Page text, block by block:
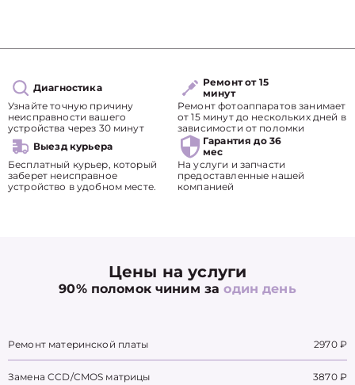
Диагностика
Узнайте точную причину
неисправности вашего
устройства через 30 минут
Ремонт от 15
минут
Ремонт фотоаппаратов занимает
от 15 минут до нескольких дней в
зависимости от поломки
Выезд курьера
Бесплатный курьер, который
заберет неисправное
устройство в удобном месте.
Гарантия до 36
мес
На услуги и запчасти
предоставленные нашей
компанией
Цены на услуги
90% поломок чиним заодин день
Ремонт материнской платы 2970 ₽
Замена CCD/CMOS матрицы 3870 ₽